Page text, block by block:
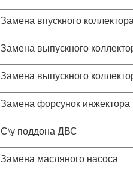
Замена впускного
Замена выпускного
Замена выпускного
Замена форсунок инжектора
С\у поддона ДВС
Замена масляного насоса